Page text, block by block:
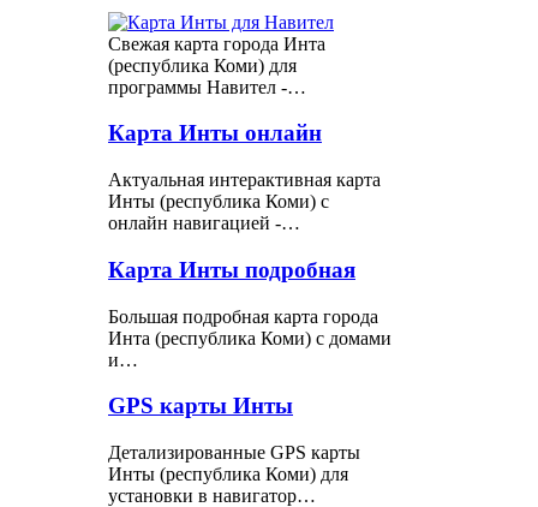
Свежая карта города Инта
(республика Коми) для
программы Навител -…
Карта Инты онлайн
Актуальная интерактивная карта
Инты (республика Коми) с
онлайн навигацией -…
Карта Инты подробная
Большая подробная карта города
Инта (республика Коми) с домами
и…
GPS карты Инты
Детализированные GPS карты
Инты (республика Коми) для
установки в навигатор…